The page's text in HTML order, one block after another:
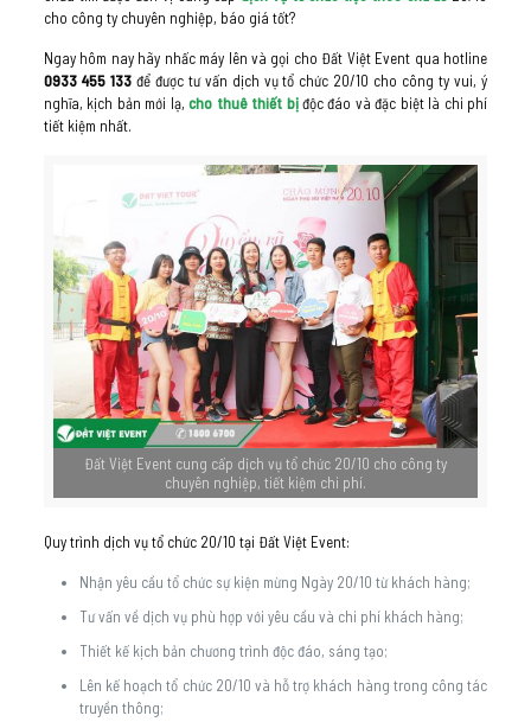
cho công ty chuyên nghiệp, báo giá tốt?
Ngay hôm nay hãy nhấc máy lên và gọi cho Đất Việt Event qua hotline
0933 455 133 để được tư vấn dịch vụ tổ chức 20/10 cho công ty vui, ý
nghĩa, kịch bản mới lạ,cho thuê thiết bịđộc đáo và đặc biệt là chi phí
tiết kiệm nhất.
Đất Việt Event cung cấp dịch vụ tổ chức 20/10 cho công ty
chuyên nghiệp, tiết kiệm chi phí.
Quy trình dịch vụ tổ chức 20/10 tại Đất Việt Event:
Nhận yêu cầu tổ chức sự kiện mừng Ngày 20/10 từ khách hàng;
Tư vấn về dịch vụ phù hợp với yêu cầu và chi phí khách hàng;
Thiết kế kịch bản chương trình độc đáo, sáng tạo;
Lên kế hoạch tổ chức 20/10 và hỗ trợ khách hàng trong công tác
truyền thông;